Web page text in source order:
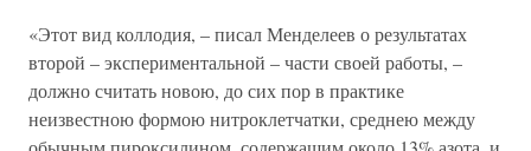
«Этот вид коллодия, – писал Менделеев о результатах
второй – экспериментальной – части своей работы, –
должно считать новою, до сих пор в практике
неизвестною формою нитроклетчатки, среднею между